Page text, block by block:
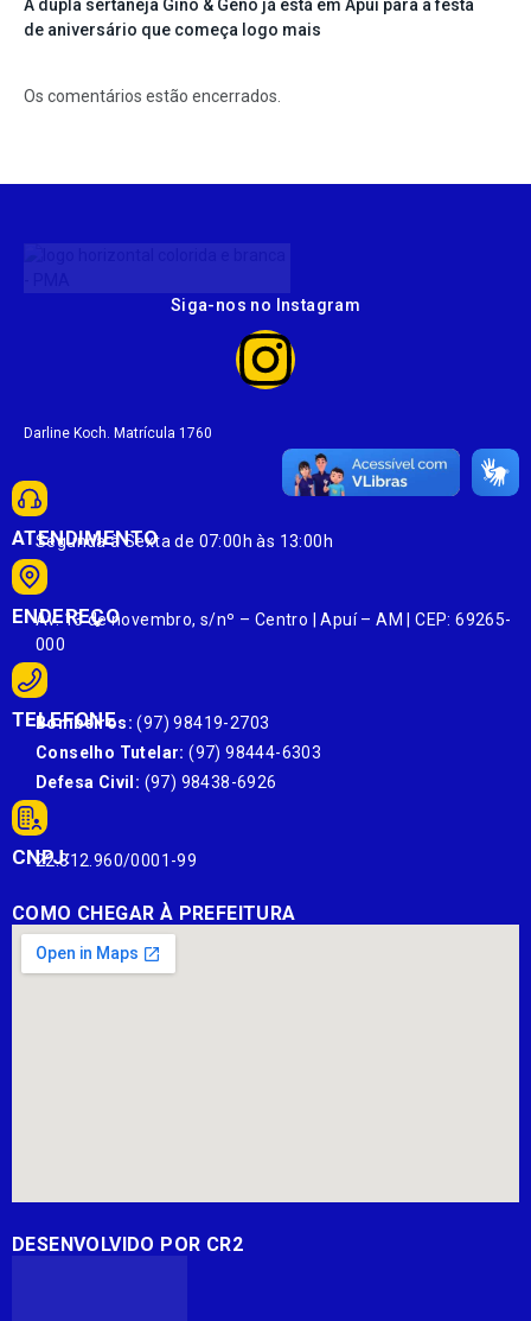
A dupla sertaneja Gino & Geno já está em Apuí para a festa
de aniversário que começa logo mais
Os comentários estão encerrados.
Siga-nos no Instagram
Darline Koch. Matrícula 1760
ATENDIMENTO
Segunda à Sexta de 07:00h às 13:00h
ENDEREÇO
Av. 13 de novembro, s/nº – Centro | Apuí – AM | CEP: 69265-
000
TELEFONE
Bombeiros: (97) 98419-2703
Conselho Tutelar: (97) 98444-6303
Defesa Civil: (97) 98438-6926
CNPJ:
22.812.960/0001-99
COMO CHEGAR À PREFEITURA
DESENVOLVIDO POR CR2